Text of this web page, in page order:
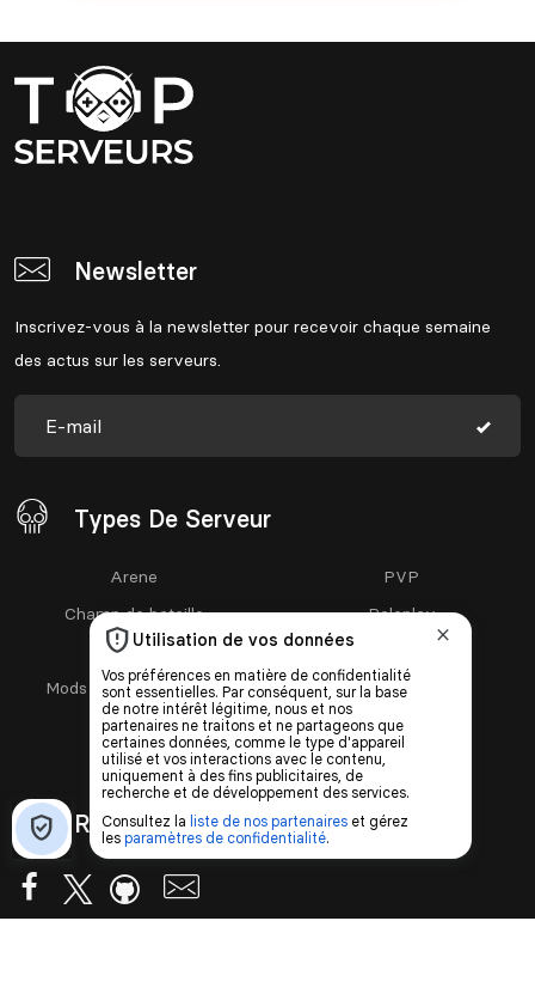
Newsletter
Inscrivez-vous à la newsletter pour recevoir chaque semaine
des actus sur les serveurs.
Types De Serveur
Arene
Champ de bataille
Fun
Mods communautaires
PVE
PVP
Roleplay
Semi-RP
Vanilla
Restez Connecté